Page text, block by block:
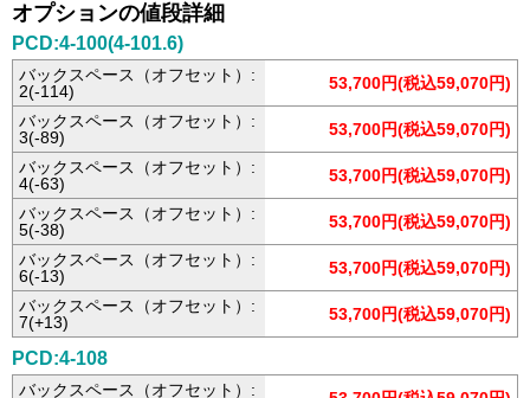
オプションの値段詳細
PCD:4-100(4-101.6)
バックスペース（オフセット）:
2(-114)
53,700円(税込59,070円)
バックスペース（オフセット）:
3(-89)
53,700円(税込59,070円)
バックスペース（オフセット）:
4(-63)
53,700円(税込59,070円)
バックスペース（オフセット）:
5(-38)
53,700円(税込59,070円)
バックスペース（オフセット）:
6(-13)
53,700円(税込59,070円)
バックスペース（オフセット）:
7(+13)
53,700円(税込59,070円)
PCD:4-108
バックスペース（オフセット）: